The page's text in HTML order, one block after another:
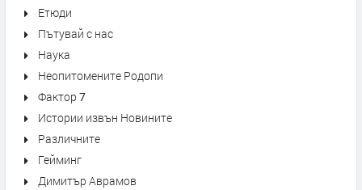
Етюди
Пътувай с нас
Наука
Неопитомените Родопи
Фактор 7
Истории извън Новините
Различните
Гейминг
Димитър Аврамов